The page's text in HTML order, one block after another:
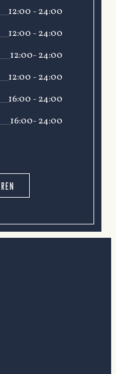
12:00 - 24:00
12:00 - 24:00
12:00- 24:00
12:00 - 24:00
16:00 - 24:00
16:00- 24:00